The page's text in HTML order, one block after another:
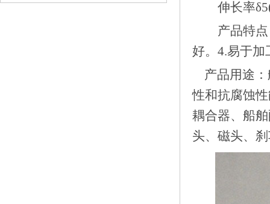
伸长率
产品特点：
好。4.易于
产品用途：
性和抗腐蚀
耦合器、船
头、磁头、